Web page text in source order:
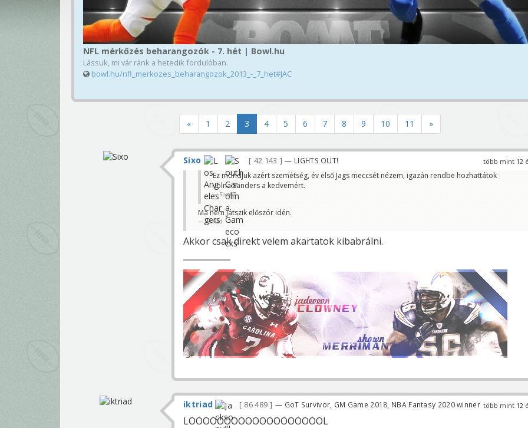
NFL mérkőzés beharangozók - 7. hét | Bowl.hu
Lássuk, mi vár ránk a hetedik fordulóban.
bowl.hu/nfl_merkozes_beharangozok_2013_-_7_het#JAC
« 1 2 3 4 5 6 7 8 9 10 11 »
több mint 12
Sixo 42 143 — LIGHTS OUT!
Ez mondjuk azért szemétség, év első Jags meccsét nézem, igazán rendbe hozhattátok
volna Sanders a kedvemért.
Sixo67
Ma nem játszik előszór idén.
iktriad
Akkor csak direkt velem akartatok kibabrálni.
több mint 12
iktriad 86 489 — GoT Survivor, GM Game 2018, NBA Fantasy 2020 winner
LOOOOOOOOOOOOOOOOOOOL